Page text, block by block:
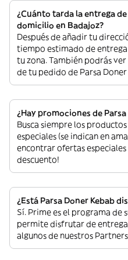
¿Cuánto tarda la entrega de
domicilio en Badajoz?
Después de añadir tu
tiempo estimado de
tu zona. También podrás
de tu pedido de Parsa
¿Hay promociones de
Busca siempre los
especiales (se indican en
encontrar ofertas
descuento!
¿Está Parsa Doner Kebab
Sí. Prime es el programa de
permite disfrutar de
algunos de nuestros